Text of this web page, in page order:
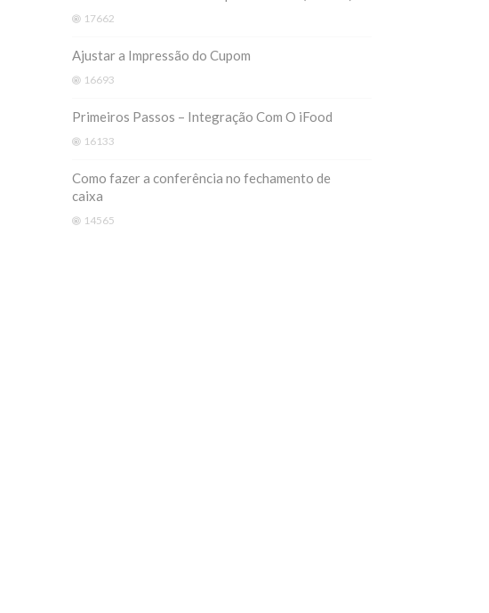
17662
Ajustar a Impressão do Cupom
16693
Primeiros Passos – Integração Com O iFood
16133
Como fazer a conferência no fechamento de
caixa
14565